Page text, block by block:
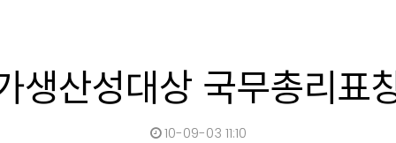
생산성대상 국무총리표
10-09-03 11:10